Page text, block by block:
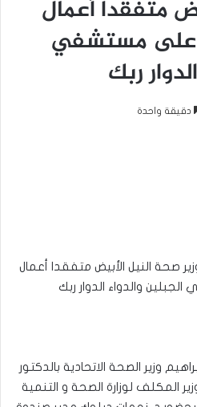
متفقدا أعمال
على مستشفي
ربك
دقيقة واحدة
صحة النيل الأبيض متفقدا أعمال
والدواء الدوار ربك
وزير الصحة الاتحادية بالدكتور
المكلف لوزارة الصحة و التنمية